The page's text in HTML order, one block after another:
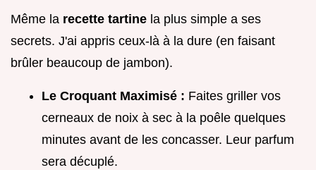
Même la recette tartine la plus simple a ses
secrets. J'ai appris ceux-là à la dure (en faisant
brûler beaucoup de jambon).
Le Croquant Maximisé : Faites griller vos
cerneaux de noix à sec à la poêle quelques
minutes avant de les concasser. Leur parfum
sera décuplé.